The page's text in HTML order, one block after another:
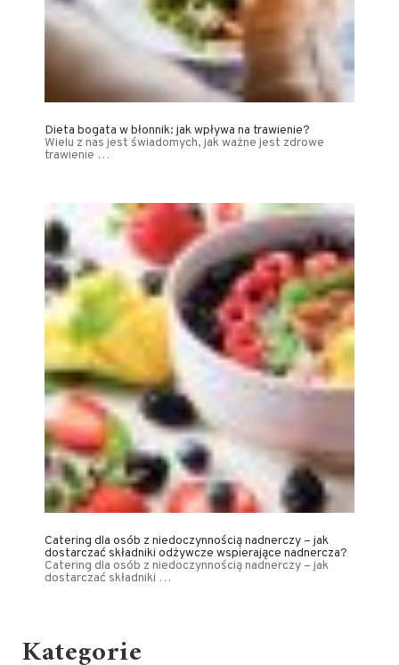
Dieta bogata w błonnik: jak wpływa na trawienie?
Wielu z nas jest świadomych, jak ważne jest zdrowe
trawienie …
Catering dla osób z niedoczynnością nadnerczy – jak
dostarczać składniki odżywcze wspierające nadnercza?
Catering dla osób z niedoczynnością nadnerczy – jak
dostarczać składniki …
Kategorie